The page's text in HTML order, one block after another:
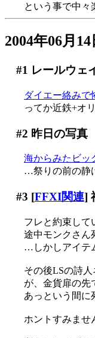
という事で中
2004年06月
#1 レールウェ
ダイエー絡みで
ってか近鉄+オ
#2 昨日の写真
海からみたビッ
…祭りの前の静
#3 [FFXI関連]
フレと約束して
途中モンクさん
…しかしアイテ
その後LSの詩
が、金貨扉の先
あっという間に
ホントすみませ